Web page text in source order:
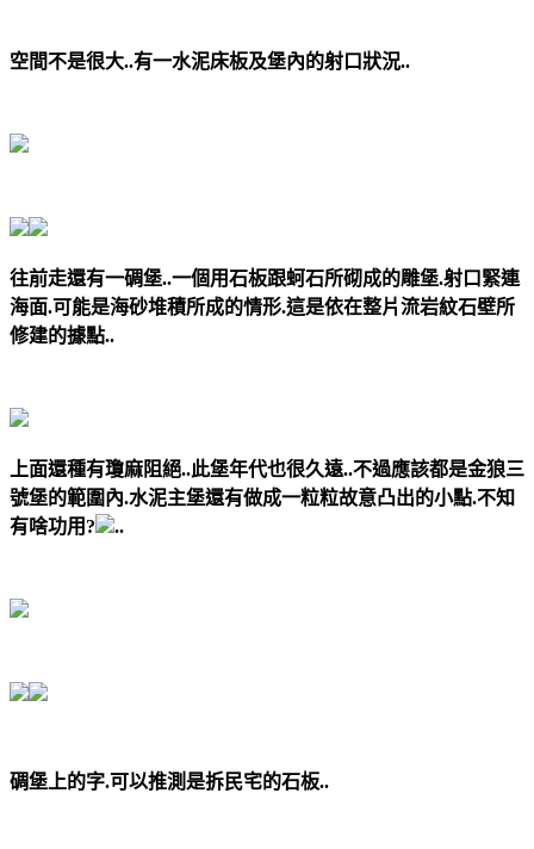
空間不是很大..有一水泥床板及堡內的射口狀況..
往前走還有一碉堡..一個用石板跟蚵石所砌成的雕堡.射口緊連
海面.可能是海砂堆積所成的情形.這是依在整片流岩紋石壁所
修建的據點..
上面還種有瓊麻阻絕..此堡年代也很久遠..不過應該都是金狼三
號堡的範圍內.水泥主堡還有做成一粒粒故意凸出的小點.不知
有啥功用?
..
碉堡上的字.可以推測是拆民宅的石板..